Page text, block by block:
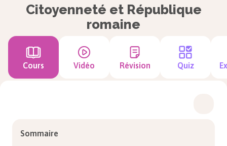
Citoyenneté et République
romaine
Cours Vidéo Révision Quiz
Sommaire